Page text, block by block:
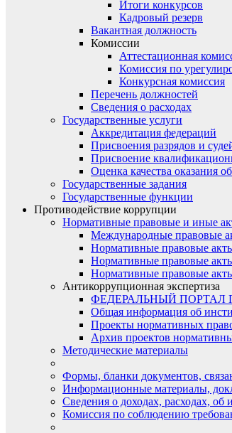
Итоги конкурсов
Кадровый резерв
Вакантная должность
Комиссии
Аттестационная
Комиссия по
Конкурсная комиссия
Перечень должностей
Сведения о расходах
Государственные услуги
Аккредитация федераций
Присвоения разрядов и
Присвоение
Оценка качества оказания
Государственные задания
Государственные функции
Противодействие коррупции
Нормативные правовые и иные
Международные правовые
Нормативные правовые
Нормативные правовые
Нормативные правовые
Антикоррупционная экспертиза
ФЕДЕРАЛЬНЫЙ
Общая информация об
Проекты нормативных
Архив проектов
Методические материалы
Формы, бланки документов,
Информационные материалы,
Сведения о доходах, расходах, об
Комиссия по соблюдению